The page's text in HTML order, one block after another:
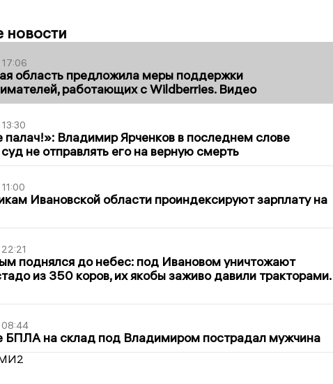
новости
область предложила меры поддержки
работающих с Wildberries. Видео
Владимир Ярченков в последнем слове
не отправлять его на верную смерть
Ивановской области проиндексируют зарплату на
поднялся до небес: под Ивановом уничтожают
из 350 коров, их якобы заживо давили тракторами.
БПЛА на склад под Владимиром пострадал мужчина